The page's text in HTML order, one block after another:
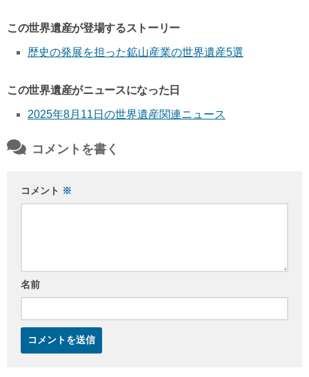
この世界遺産が登場するストーリー
歴史の発展を担った鉱山産業の世界遺産5選
この世界遺産がニュースになった日
2025年8月11日の世界遺産関連ニュース
コメントを書く
コメント ※
名前